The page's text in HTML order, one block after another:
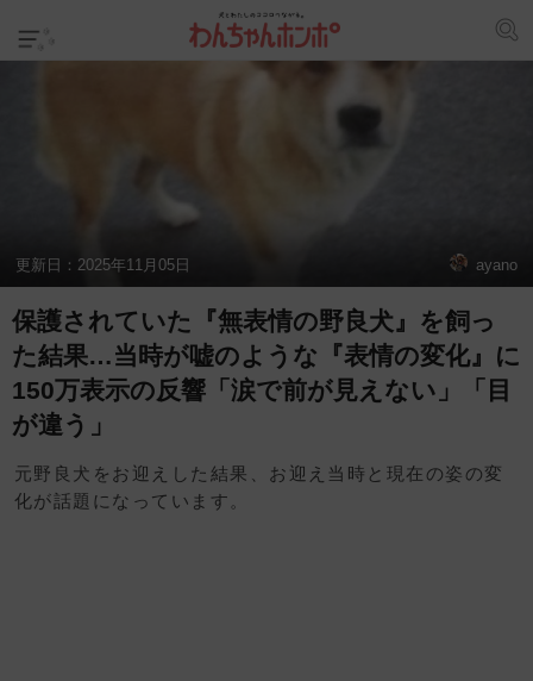
更新日： 2025年11月05日 ayano
保護されていた『無表情の野良犬』を飼っ
た結果…当時が嘘のような『表情の変化』に
150万表示の反響「涙で前が見えない」「目
が違う」
元野良犬をお迎えした結果、お迎え当時と現在の姿の変
化が話題になっています。